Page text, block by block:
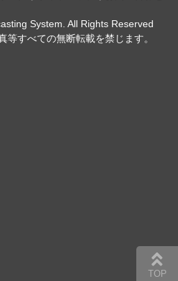
System. All Rights Reserved
等すべての無断転載を禁じます。